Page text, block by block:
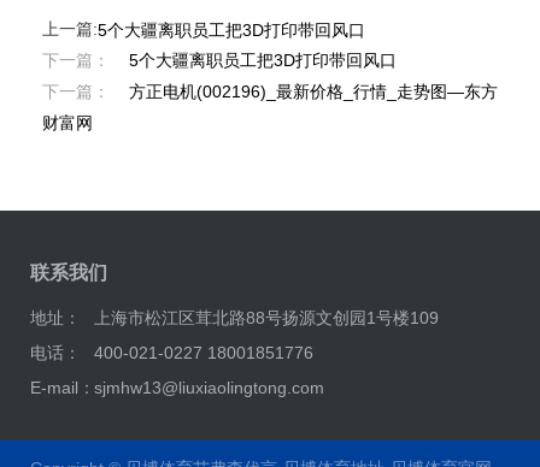
上一篇:5个大疆离职员工把3D打印带回风口
下一篇：
5个大疆离职员工把3D打印带回风口
下一篇：
方正电机(002196)_最新价格_行情_走势图—东方
财富网
联系我们
地址：
上海市松江区茸北路88号扬源文创园1号楼109
电话：
400-021-0227 18001851776
E-mail：sjmhw13@liuxiaolingtong.com